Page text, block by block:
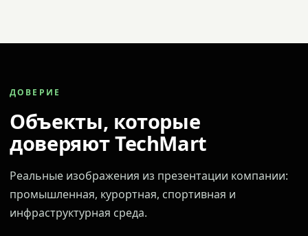
ДОВЕРИЕ
Объекты, которые
доверяют TechMart
Реальные изображения из презентации компании:
промышленная, курортная, спортивная и
инфраструктурная среда.